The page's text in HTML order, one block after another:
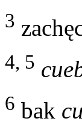
3
4, 5
6 bak